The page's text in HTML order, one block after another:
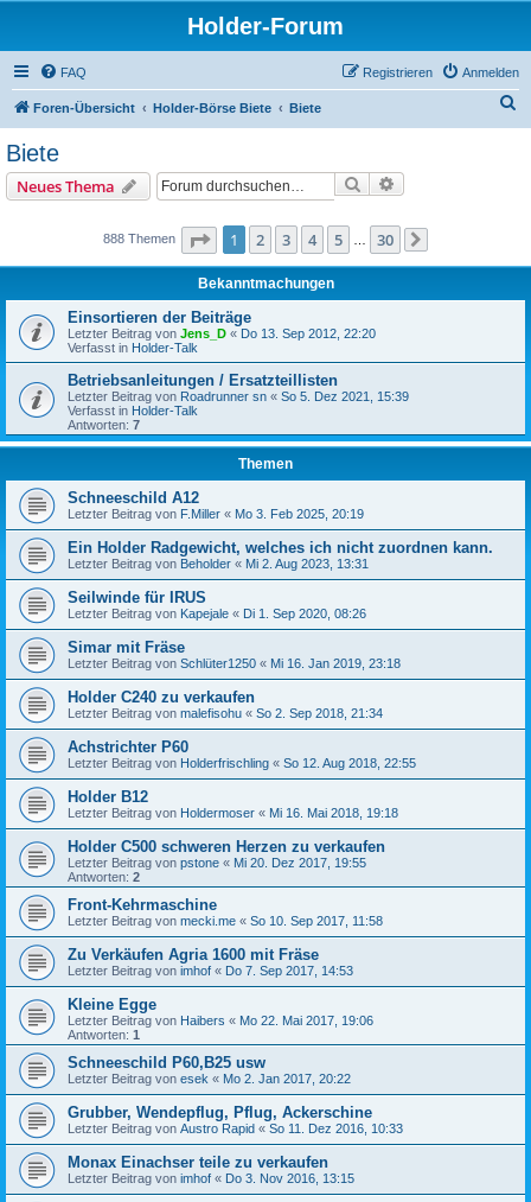
Holder-Forum
FAQ Anmelden
Registrieren
Foren-Übersicht Holder-Börse Biete Biete
Biete
Neues Thema Suche
888 Themen Seite 1von 30
1 2 3 4 5 30
Bekanntmachungen
Einsortieren der Beiträge
Letzter Beitrag von Jens_D « Do 13. Sep 2012, 22:20
Verfasst in Holder-Talk
Betriebsanleitungen / Ersatzteillisten
Letzter Beitrag von Roadrunner sn « So 5. Dez 2021, 15:39
Verfasst in Holder-Talk
Antworten: 7
Themen
Schneeschild A12
Letzter Beitrag von F.Miller « Mo 3. Feb 2025, 20:19
Ein Holder Radgewicht, welches ich nicht zuordnen kann.
Letzter Beitrag von Beholder « Mi 2. Aug 2023, 13:31
Seilwinde für IRUS
Letzter Beitrag von Kapejale « Di 1. Sep 2020, 08:26
Simar mit Fräse
Letzter Beitrag von Schlüter1250 « Mi 16. Jan 2019, 23:18
Holder C240 zu verkaufen
Letzter Beitrag von malefisohu « So 2. Sep 2018, 21:34
Achstrichter P60
Letzter Beitrag von Holderfrischling « So 12. Aug 2018, 22:55
Holder B12
Letzter Beitrag von Holdermoser « Mi 16. Mai 2018, 19:18
Holder C500 schweren Herzen zu verkaufen
Letzter Beitrag von pstone « Mi 20. Dez 2017, 19:55
Antworten: 2
Front-Kehrmaschine
Letzter Beitrag von mecki.me « So 10. Sep 2017, 11:58
Zu Verkäufen Agria 1600 mit Fräse
Letzter Beitrag von imhof « Do 7. Sep 2017, 14:53
Kleine Egge
Letzter Beitrag von Haibers « Mo 22. Mai 2017, 19:06
Antworten: 1
Schneeschild P60,B25 usw
Letzter Beitrag von esek « Mo 2. Jan 2017, 20:22
Grubber, Wendepflug, Pflug, Ackerschine
Letzter Beitrag von Austro Rapid « So 11. Dez 2016, 10:33
Monax Einachser teile zu verkaufen
Letzter Beitrag von imhof « Do 3. Nov 2016, 13:15